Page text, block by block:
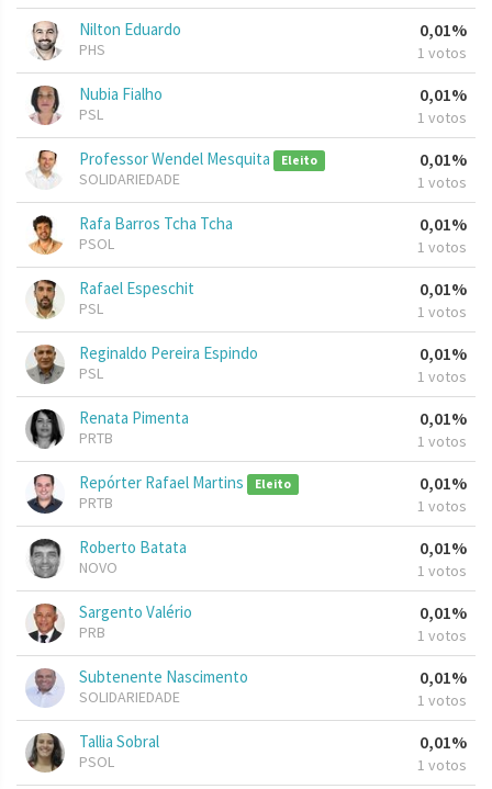
Nilton Eduardo
PHS
0,01%
1 votos
Nubia Fialho
PSL
0,01%
1 votos
Professor Wendel Mesquita Eleito
SOLIDARIEDADE
0,01%
1 votos
Rafa Barros Tcha Tcha
PSOL
0,01%
1 votos
Rafael Espeschit
PSL
0,01%
1 votos
Reginaldo Pereira Espindo
PSL
0,01%
1 votos
Renata Pimenta
PRTB
0,01%
1 votos
Repórter Rafael Martins Eleito
PRTB
0,01%
1 votos
Roberto Batata
NOVO
0,01%
1 votos
Sargento Valério
PRB
0,01%
1 votos
Subtenente Nascimento
SOLIDARIEDADE
0,01%
1 votos
Tallia Sobral
PSOL
0,01%
1 votos